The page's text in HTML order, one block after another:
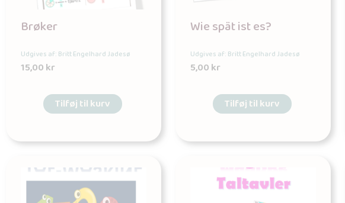
Brøker
Udgives af: Britt Engelhard Jadesø
15,00kr
Tilføj til kurv
Wie spät ist es?
Udgives af: Britt Engelhard Jadesø
5,00kr
Tilføj til kurv